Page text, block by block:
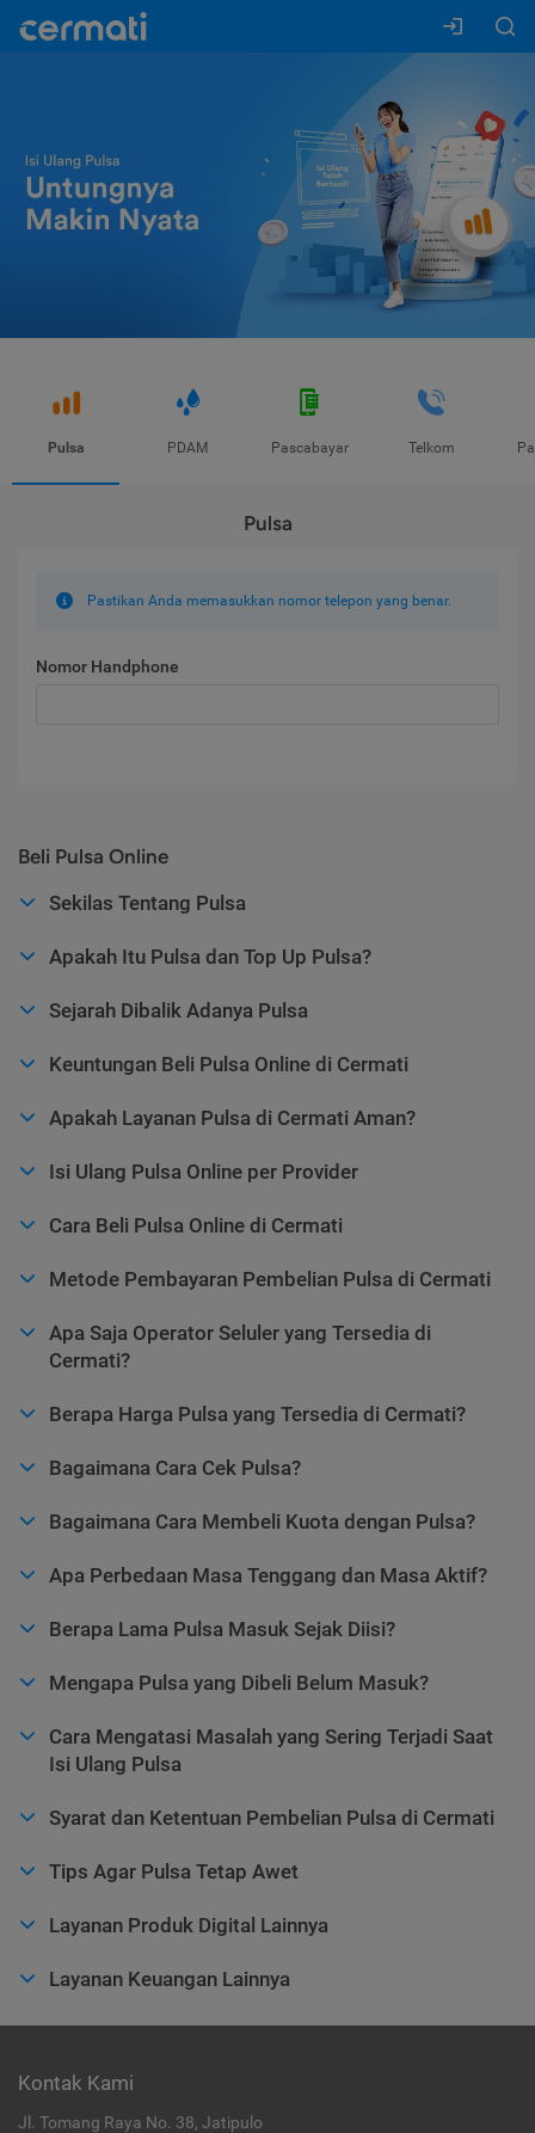
Pulsa PDAM Pascabayar Telkom
Pulsa
Pastikan Anda memasukkan nomor telepon yang benar.
Nomor Handphone
Beli Pulsa Online
Sekilas Tentang Pulsa
Apakah Itu Pulsa dan Top Up Pulsa?
Sejarah Dibalik Adanya Pulsa
Keuntungan Beli Pulsa Online di Cermati
Apakah Layanan Pulsa di Cermati Aman?
Isi Ulang Pulsa Online per Provider
Cara Beli Pulsa Online di Cermati
Metode Pembayaran Pembelian Pulsa di Cermati
Apa Saja Operator Seluler yang Tersedia di
Cermati?
Berapa Harga Pulsa yang Tersedia di Cermati?
Bagaimana Cara Cek Pulsa?
Bagaimana Cara Membeli Kuota dengan Pulsa?
Apa Perbedaan Masa Tenggang dan Masa Aktif?
Berapa Lama Pulsa Masuk Sejak Diisi?
Mengapa Pulsa yang Dibeli Belum Masuk?
Cara Mengatasi Masalah yang Sering Terjadi Saat
Isi Ulang Pulsa
Syarat dan Ketentuan Pembelian Pulsa di Cermati
Tips Agar Pulsa Tetap Awet
Layanan Produk Digital Lainnya
Layanan Keuangan Lainnya
Kontak Kami
Jl. Tomang Raya No. 38, Jatipulo